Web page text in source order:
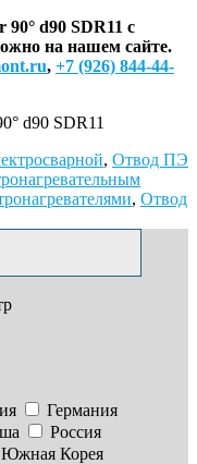
90° d90 SDR11 с
на нашем сайте.
, +7 (926) 844-44-
d90 SDR11
, Отвод ПЭ
, Отвод
Германия
Россия
Южная Корея